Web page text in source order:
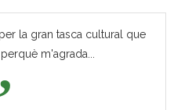
la gran tasca cultural que
m'agrada...